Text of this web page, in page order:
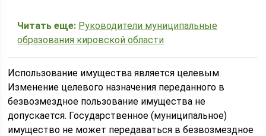
Читать еще: Руководители муниципальные
образования кировской области
Использование имущества является целевым.
Изменение целевого назначения переданного в
безвозмездное пользование имущества не
допускается. Государственное (муниципальное)
имущество не может передаваться в безвозмездное